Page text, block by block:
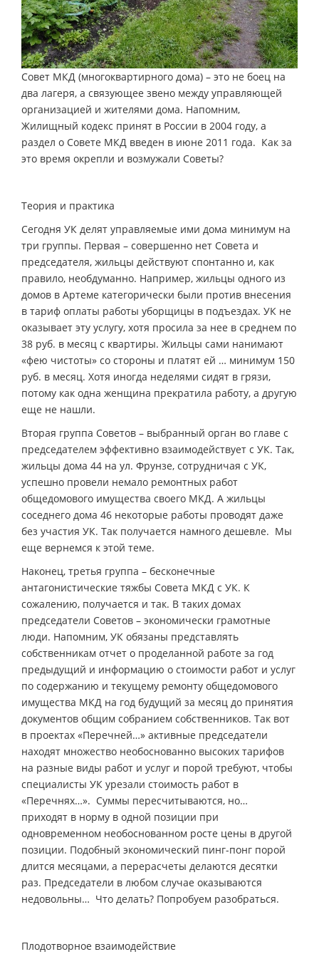
Совет МКД (многоквартирного дома) – это не боец на
два лагеря, а связующее звено между управляющей
организацией и жителями дома. Напомним,
Жилищный кодекс принят в России в 2004 году, а
раздел о Совете МКД введен в июне 2011 года. Как за
это время окрепли и возмужали Советы?
Теория и практика
Сегодня УК делят управляемые ими дома минимум на
три группы. Первая – совершенно нет Совета и
председателя, жильцы действуют спонтанно и, как
правило, необдуманно. Например, жильцы одного из
домов в Артеме категорически были против внесения
в тариф оплаты работы уборщицы в подъездах. УК не
оказывает эту услугу, хотя просила за нее в среднем по
38 руб. в месяц с квартиры. Жильцы сами нанимают
«фею чистоты» со стороны и платят ей … минимум 150
руб. в месяц. Хотя иногда неделями сидят в грязи,
потому как одна женщина прекратила работу, а другую
еще не нашли.
Вторая группа Советов – выбранный орган во главе с
председателем эффективно взаимодействует с УК. Так,
жильцы дома 44 на ул. Фрунзе, сотрудничая с УК,
успешно провели немало ремонтных работ
общедомового имущества своего МКД. А жильцы
соседнего дома 46 некоторые работы проводят даже
без участия УК. Так получается намного дешевле. Мы
еще вернемся к этой теме.
Наконец, третья группа – бесконечные
антагонистические тяжбы Совета МКД с УК. К
сожалению, получается и так. В таких домах
председатели Советов – экономически грамотные
люди. Напомним, УК обязаны представлять
собственникам отчет о проделанной работе за год
предыдущий и информацию о стоимости работ и услуг
по содержанию и текущему ремонту общедомового
имущества МКД на год будущий за месяц до принятия
документов общим собранием собственников. Так вот
в проектах «Перечней…» активные председатели
находят множество необоснованно высоких тарифов
на разные виды работ и услуг и порой требуют, чтобы
специалисты УК урезали стоимость работ в
«Перечнях…». Суммы пересчитываются, но…
приходят в норму в одной позиции при
одновременном необоснованном росте цены в другой
позиции. Подобный экономический пинг-понг порой
длится месяцами, а перерасчеты делаются десятки
раз. Председатели в любом случае оказываются
недовольны… Что делать? Попробуем разобраться.
Плодотворное взаимодействие